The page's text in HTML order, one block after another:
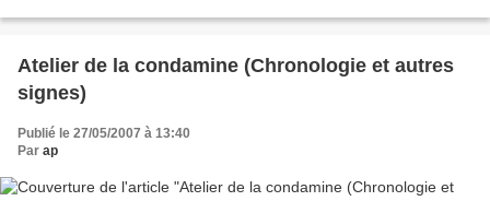
Atelier de la condamine (Chronologie et autres
signes)
Publié le 27/05/2007 à 13:40
Par ap